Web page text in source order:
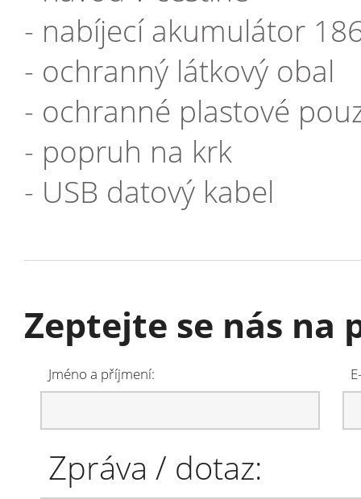
- nabíjecí akumulátor
- ochranný látkový obal
- ochranné plastové
- popruh na krk
- USB datový kabel
Zeptejte se nás na
Jméno a příjmení:
Zpráva / dotaz: